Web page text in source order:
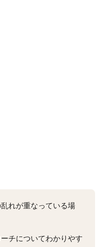
れが重なっている場
チについてわかりやす